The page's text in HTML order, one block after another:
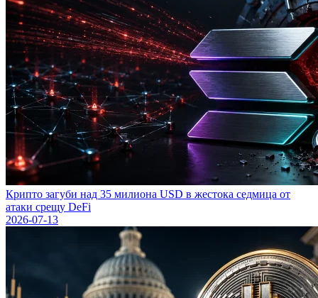
Крипто загуби над 35 милиона USD в жестока седмица от
атаки срещу DeFi
2026-07-13